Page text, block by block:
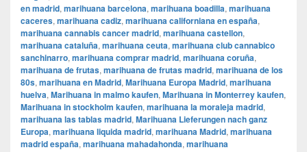
en madrid, marihuana barcelona, marihuana boadilla, marihuana
caceres, marihuana cadiz, marihuana californiana en españa,
marihuana cannabis cancer madrid, marihuana castellon,
marihuana cataluña, marihuana ceuta, marihuana club cannabico
sanchinarro, marihuana comprar madrid, marihuana coruña,
marihuana de frutas, marihuana de frutas madrid, marihuana de los
80s, marihuana en Madrid, Marihuana Europa Madrid, marihuana
huelva, Marihuana in malmo kaufen, Marihuana in Monterrey kaufen,
Marihuana in stockholm kaufen, marihuana la moraleja madrid,
marihuana las tablas madrid, Marihuana Lieferungen nach ganz
Europa, marihuana liquida madrid, marihuana Madrid, marihuana
madrid españa, marihuana mahadahonda, marihuana